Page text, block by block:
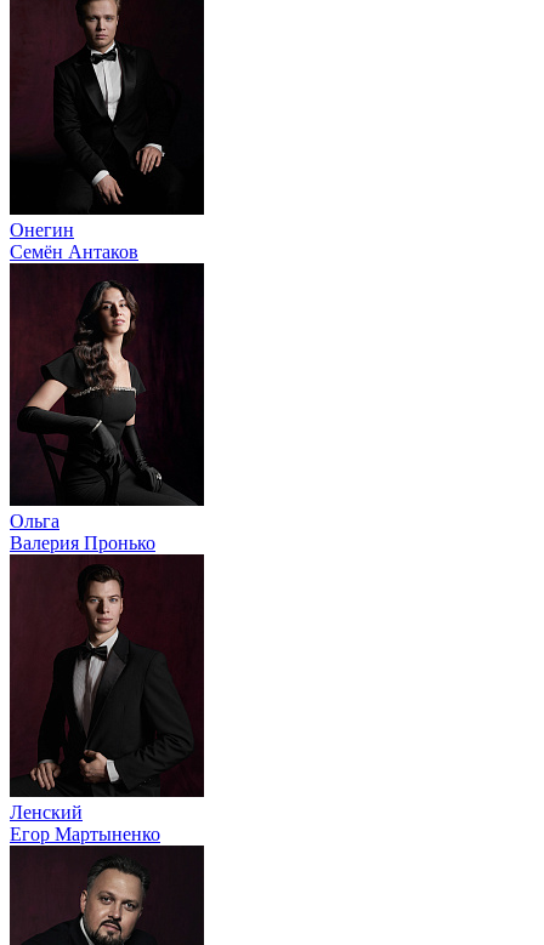
Онегин
Семён Антаков
Ольга
Валерия Пронько
Ленский
Егор Мартыненко